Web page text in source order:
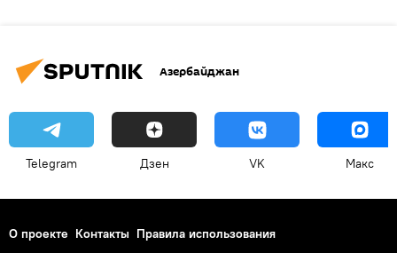
Азербайджан
Telegram Дзен VK Макс
О проекте Контакты Правила использования